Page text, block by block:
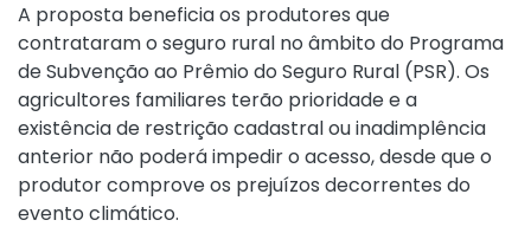
A proposta beneficia os produtores que
contrataram o seguro rural no âmbito do Programa
de Subvenção ao Prêmio do Seguro Rural (PSR). Os
agricultores familiares terão prioridade e a
existência de restrição cadastral ou inadimplência
anterior não poderá impedir o acesso, desde que o
produtor comprove os prejuízos decorrentes do
evento climático.